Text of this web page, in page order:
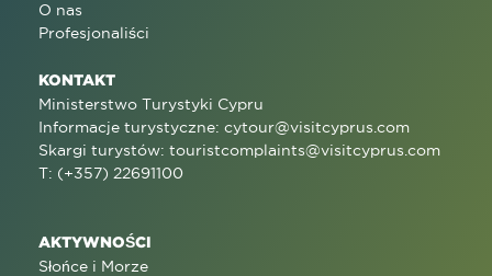
O nas
Profesjonaliści
KONTAKT
Ministerstwo Turystyki Cypru
Informacje turystyczne: cytour@visitcyprus.com
Skargi turystów: touristcomplaints@visitcyprus.com
T: (+357) 22691100
AKTYWNOŚCI
Słońce i Morze